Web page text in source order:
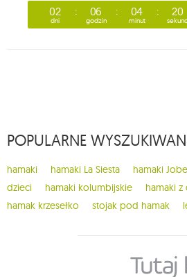
02
dni
06
godzin
04
minut
19
POPULARNE
hamaki hamaki La Siesta hamaki
dzieci
hamaki kolumbijskie hamaki z
hamak krzesełko
stojak pod hamak